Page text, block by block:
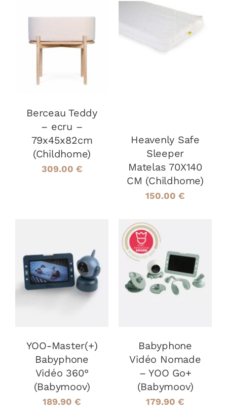
AJOUTER AU
PANIER
/
Berceau Teddy
– ecru –
79x45x82cm
(Childhome)
309.00 €
AJOUTER AU
Heavenly Safe
Sleeper
Matelas 70X140
CM (Childhome)
150.00 €
AJOUTER AU
PANIER
/
DÉTAILS
YOO-Master(+)
Babyphone
Vidéo 360°
(Babymoov)
189.90 €
AJOUTER AU
PANIER
/
DÉTAILS
Babyphone
Vidéo Nomade
– YOO Go+
(Babymoov)
179.90 €